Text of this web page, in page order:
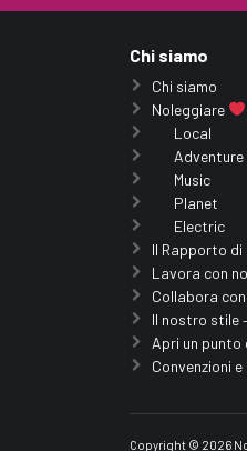
Chi siamo
Chi siamo
Noleggiare
Local
Adventure
Music
Planet
Electric
Il Rapporto
Lavora con
Collabora
Il nostro stile
Apri un punto
Convenzioni
Copyright © 2026